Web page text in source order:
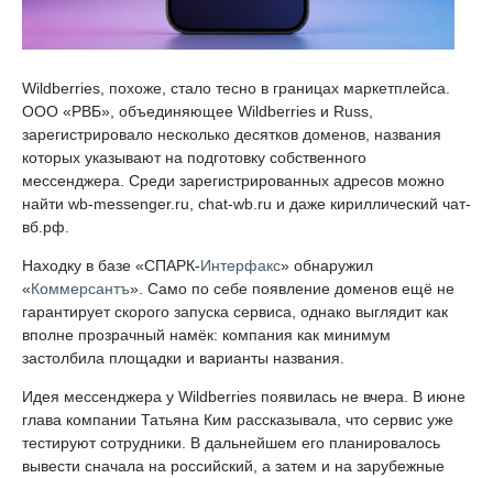
Wildberries, похоже, стало тесно в границах маркетплейса.
ООО «РВБ», объединяющее Wildberries и Russ,
зарегистрировало несколько десятков доменов, названия
которых указывают на подготовку собственного
мессенджера. Среди зарегистрированных адресов можно
найти wb-messenger.ru, chat-wb.ru и даже кириллический чат-
вб.рф.
Находку в базе «СПАРК-Интерфакс» обнаружил
«Коммерсантъ». Само по себе появление доменов ещё не
гарантирует скорого запуска сервиса, однако выглядит как
вполне прозрачный намёк: компания как минимум
застолбила площадки и варианты названия.
Идея мессенджера у Wildberries появилась не вчера. В июне
глава компании Татьяна Ким рассказывала, что сервис уже
тестируют сотрудники. В дальнейшем его планировалось
вывести сначала на российский, а затем и на зарубежные